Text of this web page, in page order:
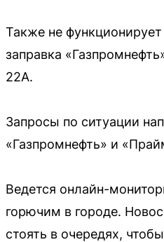
Также не
заправка
22А.
Запросы по ситуации
«Газпромнефть» и
Ведется онлайн-
горючим в городе.
стоять в очередях,